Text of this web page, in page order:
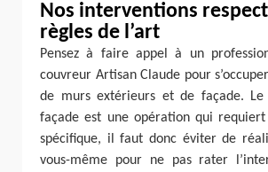
Nos interventions
règles de l’art
Pensez à faire appel à un
couvreur Artisan Claude pour
de murs extérieurs et de façade. Le
façade est une opération qui
spécifique, il faut donc éviter de
vous-même pour ne pas rater